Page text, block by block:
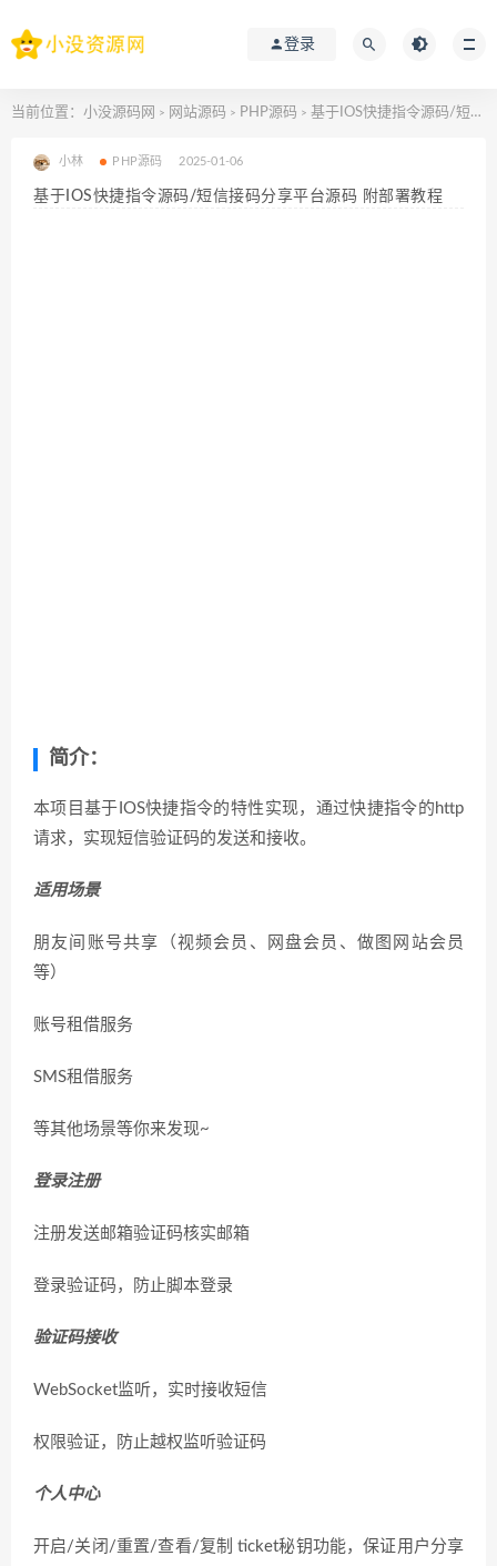
登录
当前位置： 小没源码网 > 网站源码 > PHP源码 > 基于IOS快捷指令源码/短信接码分享平台源码 附部署教程
小林 PHP源码 2025-01-06
基于IOS快捷指令源码/短信接码分享平台源码 附部署教程
简介：
本项目基于IOS快捷指令的特性实现，通过快捷指令的http
请求，实现短信验证码的发送和接收。
适用场景
朋友间账号共享（视频会员、网盘会员、做图网站会员
等）
账号租借服务
SMS租借服务
等其他场景等你来发现~
登录注册
注册发送邮箱验证码核实邮箱
登录验证码，防止脚本登录
验证码接收
WebSocket监听，实时接收短信
权限验证，防止越权监听验证码
个人中心
开启/关闭/重置/查看/复制 ticket秘钥功能，保证用户分享